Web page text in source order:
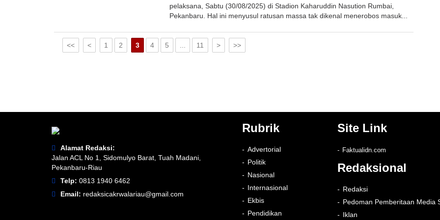
pelaksana, Sabtu (30/08/2025) di Stadion Kaharuddin Nasution Rumbai,
Pekanbaru. Hal ini menyusul ratusan massa tak dikenal menerobos masuk...
<< < 1 2 3 4 5 11 > >>
Alamat Redaksi:
Jalan ACL No 1, Sidomulyo Barat, Tuah Madani,
Pekanbaru-Riau
Telp: 0813 1940 6462
Email: redaksicakrwalariau@gmail.com
Rubrik
Advertorial
Politik
Nasional
Internasional
Ekbis
Pendidikan
Site Link
Faktualidn.com
Redaksional
Redaksi
Pedoman Pemberitaan Media
Iklan